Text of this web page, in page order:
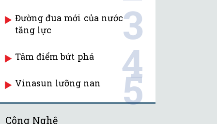
Đường đua mới của nước
tăng lực
3
Tâm điểm bứt phá 4
Vinasun lưỡng nan 5
Công Nghệ